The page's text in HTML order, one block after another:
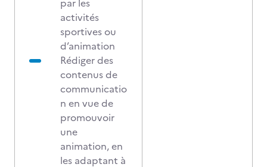
par les
activités
sportives ou
d’animation
Rédiger des
contenus de
communicatio
n en vue de
promouvoir
une
animation, en
les adaptant à